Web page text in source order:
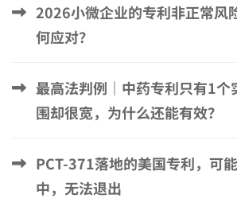
2026小微企业的专利非正常风
何应对？
最高法判例｜中药专利只有1个
围却很宽，为什么还能有效？
PCT-371落地的美国专利，可
中，无法退出